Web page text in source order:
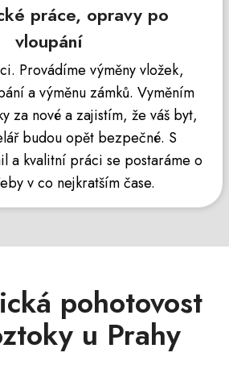
práce, opravy po
vloupání
Provádíme výměny vložek,
a výměnu zámků. Vyměním
za nové a zajistím, že váš byt,
budou opět bezpečné. S
a kvalitní práci se postaráme o
v co nejkratším čase.
pohotovost
u Prahy